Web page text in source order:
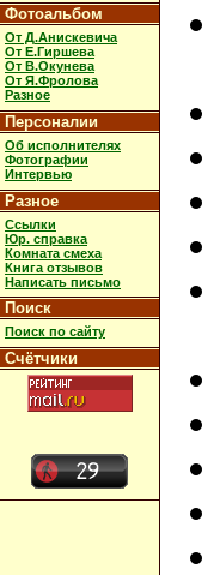
Фотоальбом
От Д.Анискевича
От Е.Гиршева
От В.Окунева
От Я.Фролова
Разное
Персоналии
Об исполнителях
Фотографии
Интервью
Разное
Ссылки
Юр. справка
Комната смеха
Книга отзывов
Написать письмо
Поиск
Поиск по сайту
Счётчики